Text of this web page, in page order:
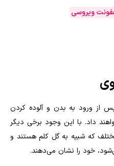
ویروسی
از ورود به بدن و آلوده کردن
داد. با این وجود برخی دیگر
که شبیه به گل کلم هستند و
خود را نشان می‌دهند.